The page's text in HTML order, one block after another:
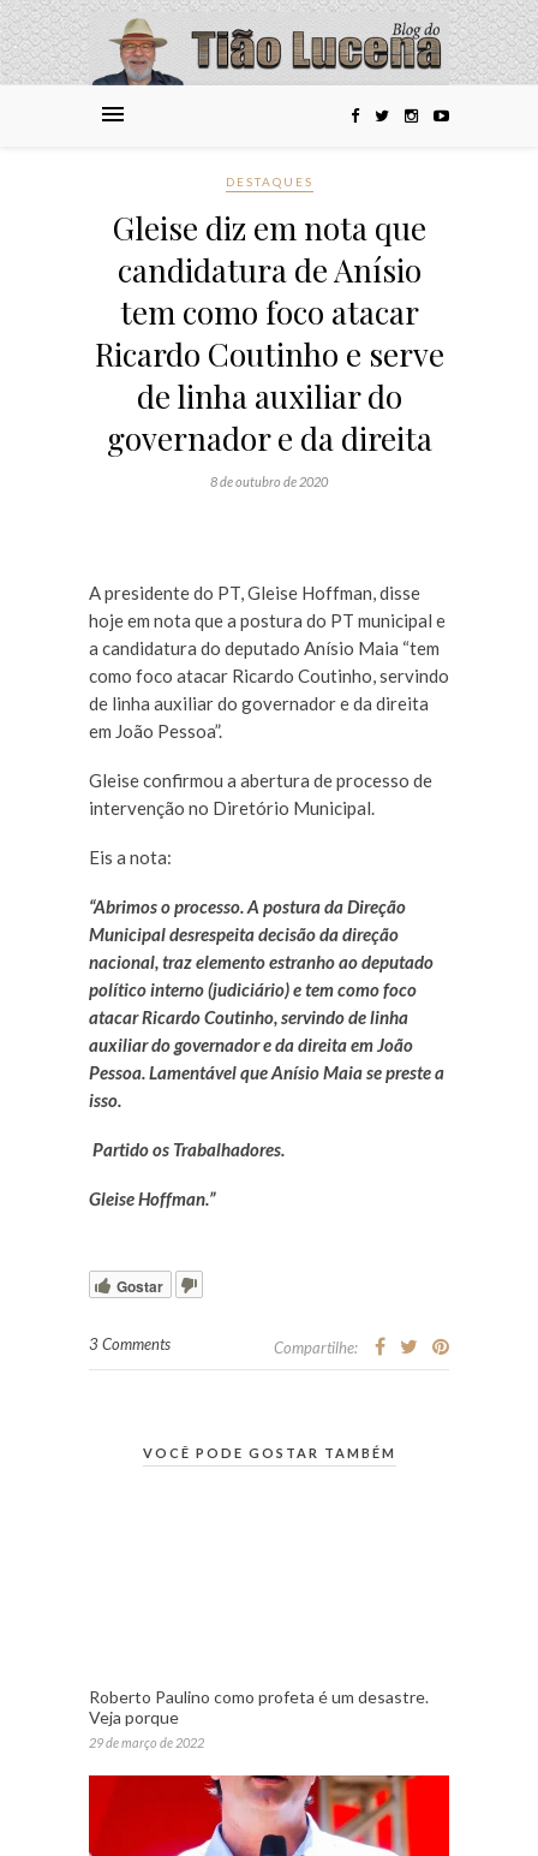
DESTAQUES
Gleise diz em nota que
candidatura de Anísio
tem como foco atacar
Ricardo Coutinho e serve
de linha auxiliar do
governador e da direita
8 de outubro de 2020
A presidente do PT, Gleise Hoffman, disse
hoje em nota que a postura do PT municipal e
a candidatura do deputado Anísio Maia “tem
como foco atacar Ricardo Coutinho, servindo
de linha auxiliar do governador e da direita
em João Pessoa”.
Gleise confirmou a abertura de processo de
intervenção no Diretório Municipal.
Eis a nota:
“Abrimos o processo. A postura da Direção
Municipal desrespeita decisão da direção
nacional, traz elemento estranho ao deputado
político interno (judiciário) e tem como foco
atacar Ricardo Coutinho, servindo de linha
auxiliar do governador e da direita em João
Pessoa. Lamentável que Anísio Maia se preste a
isso.
Partido os Trabalhadores.
Gleise Hoffman.”
Gostar
3 Comments Compartilhe:
VOCÊ PODE GOSTAR TAMBÉM
Roberto Paulino como profeta é um desastre.
Veja porque
29 de março de 2022